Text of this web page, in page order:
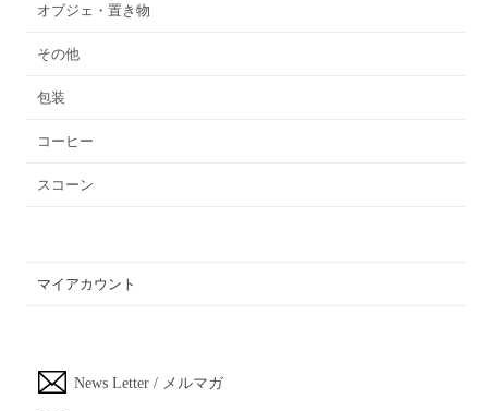
オブジェ・置き物
その他
包装
コーヒー
スコーン
マイアカウント
News Letter / メルマガ